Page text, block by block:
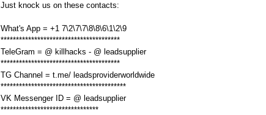
Just knock us on these contacts:
What's App = +1 7\2\7\7\8\8\6\1\2\9
***************************************
TeleGram = @ killhacks - @ leadsupplier
***************************************
TG Channel = t.me/ leadsproviderworldwide
*****************************************
VK Messenger ID = @ leadsupplier
********************************